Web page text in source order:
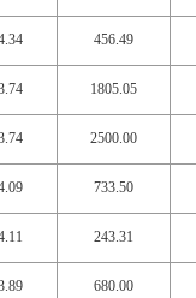
456.49
1805.05
2500.00
733.50
243.31
680.00